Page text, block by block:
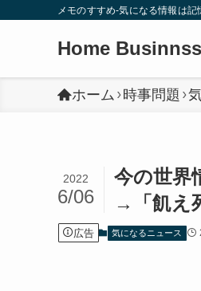
メモのすすめ-気になる情報は
Home
ホーム 時事問題
今の世界
→「飢え
2022
6/06
広告 気になるニュース